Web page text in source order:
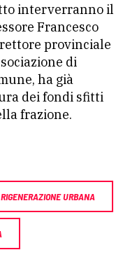
interverranno il
Francesco
provinciale
di
ha già
dei fondi sfitti
frazione.
RIGENERAZIONE URBANA